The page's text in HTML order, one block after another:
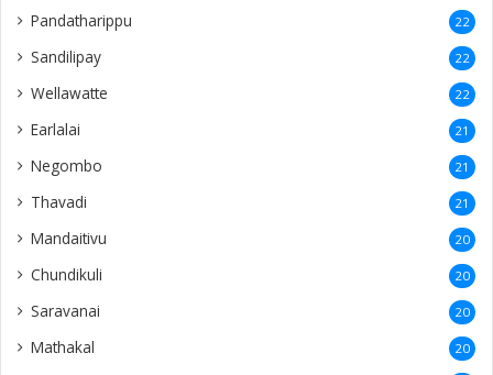
Pandatharippu 22
Sandilipay 22
Wellawatte 22
Earlalai 21
Negombo 21
Thavadi 21
Mandaitivu 20
Chundikuli 20
Saravanai 20
Mathakal 20